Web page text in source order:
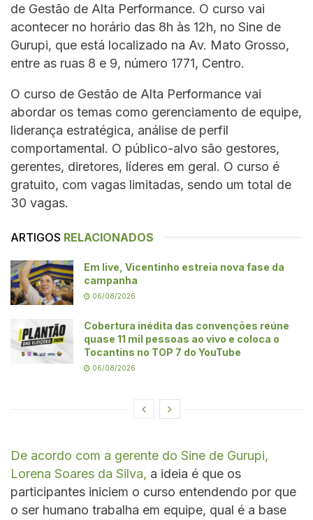
de Gestão de Alta Performance. O curso vai
acontecer no horário das 8h às 12h, no Sine de
Gurupi, que está localizado na Av. Mato Grosso,
entre as ruas 8 e 9, número 1771, Centro.
O curso de Gestão de Alta Performance vai
abordar os temas como gerenciamento de equipe,
liderança estratégica, análise de perfil
comportamental. O público-alvo são gestores,
gerentes, diretores, líderes em geral. O curso é
gratuito, com vagas limitadas, sendo um total de
30 vagas.
ARTIGOS RELACIONADOS
Em live, Vicentinho estreia nova fase da
campanha
06/08/2026
Cobertura inédita das convenções reúne
quase 11 mil pessoas ao vivo e coloca o
Tocantins no TOP 7 do YouTube
06/08/2026
De acordo com a gerente do Sine de Gurupi,
Lorena Soares da Silva, a ideia é que os
participantes iniciem o curso entendendo por que
o ser humano trabalha em equipe, qual é a base